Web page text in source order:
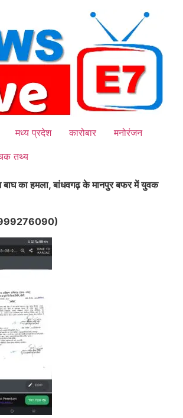
मध्य प्रदेश कारोबार
मनोरंजन
तथ्य
बाघ का हमला, बांधवगढ़ के मानपुर बफर में युवक